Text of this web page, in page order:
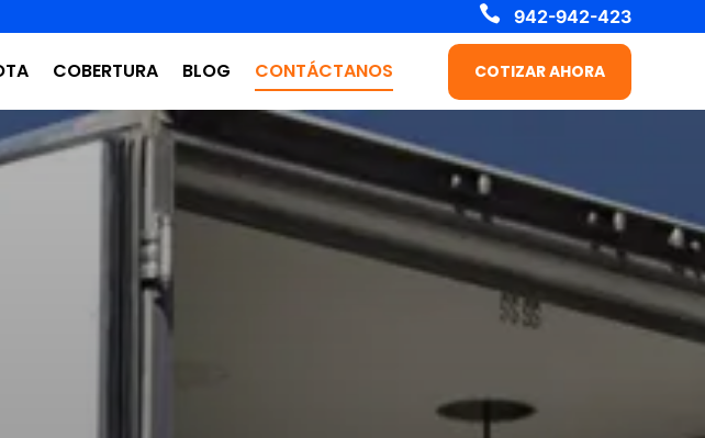
 942-942-423
COBERTURA BLOG CONTÁCTANOS COTIZAR AHORA